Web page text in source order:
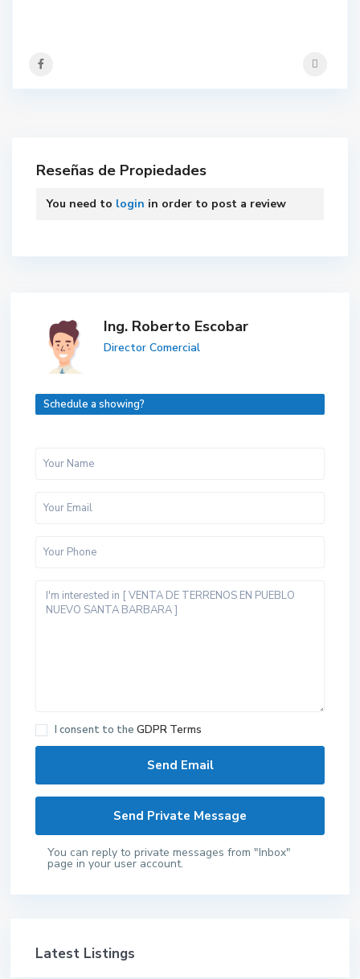
Reseñas de Propiedades
You need to login in order to post a review
Ing. Roberto Escobar
Director Comercial
Schedule a showing?
I consent to the GDPR Terms
You can reply to private messages from "Inbox"
page in your user account.
Latest Listings